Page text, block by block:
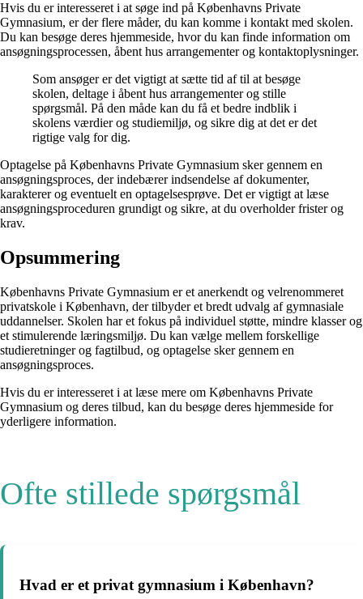
Hvis du er interesseret i at søge ind på Københavns Private
Gymnasium, er der flere måder, du kan komme i kontakt med skolen.
Du kan besøge deres hjemmeside, hvor du kan finde information om
ansøgningsprocessen, åbent hus arrangementer og kontaktoplysninger.
Som ansøger er det vigtigt at sætte tid af til at besøge
skolen, deltage i åbent hus arrangementer og stille
spørgsmål. På den måde kan du få et bedre indblik i
skolens værdier og studiemiljø, og sikre dig at det er det
rigtige valg for dig.
Optagelse på Københavns Private Gymnasium sker gennem en
ansøgningsproces, der indebærer indsendelse af dokumenter,
karakterer og eventuelt en optagelsesprøve. Det er vigtigt at læse
ansøgningsproceduren grundigt og sikre, at du overholder frister og
krav.
Opsummering
Københavns Private Gymnasium er et anerkendt og velrenommeret
privatskole i København, der tilbyder et bredt udvalg af gymnasiale
uddannelser. Skolen har et fokus på individuel støtte, mindre klasser og
et stimulerende læringsmiljø. Du kan vælge mellem forskellige
studieretninger og fagtilbud, og optagelse sker gennem en
ansøgningsproces.
Hvis du er interesseret i at læse mere om Københavns Private
Gymnasium og deres tilbud, kan du besøge deres hjemmeside for
yderligere information.
Ofte stillede spørgsmål
Hvad er et privat gymnasium i København?